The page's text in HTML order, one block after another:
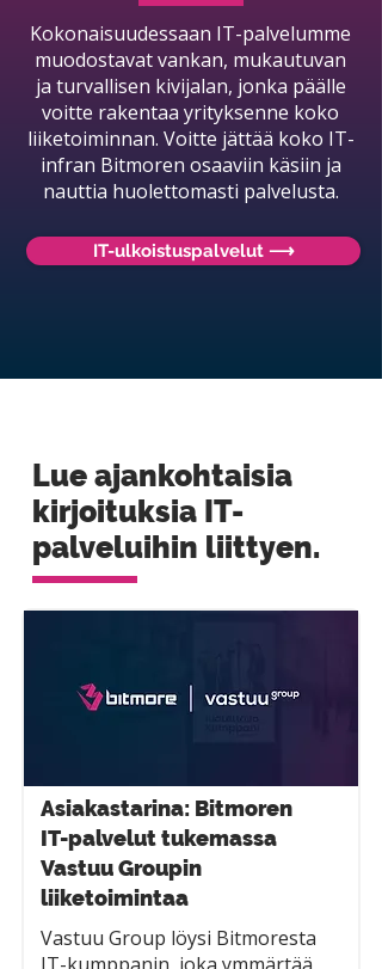
Kokonaisuudessaan IT-palvelumme
muodostavat vankan, mukautuvan
ja turvallisen kivijalan, jonka päälle
voitte rakentaa yrityksenne koko
liiketoiminnan. Voitte jättää koko IT-
infran Bitmoren osaaviin käsiin ja
nauttia huolettomasti palvelusta.
IT-ulkoistuspalvelut ⟶
Lue ajankohtaisia
kirjoituksia IT-
palveluihin liittyen.
Asiakastarina: Bitmoren
IT-palvelut tukemassa
Vastuu Groupin
liiketoimintaa
Vastuu Group löysi Bitmoresta